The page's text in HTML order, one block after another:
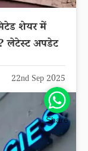
शेयर में
लेटेस्ट अपडेट
22nd Sep 2025
Share